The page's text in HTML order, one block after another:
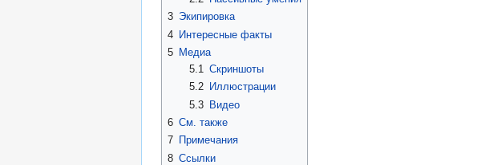
3 Экипировка
4 Интересные факты
5 Медиа
5.1 Скриншоты
5.2
Иллюстрации
5.3 Видео
6 См. также
7 Примечания
8 Ссылки